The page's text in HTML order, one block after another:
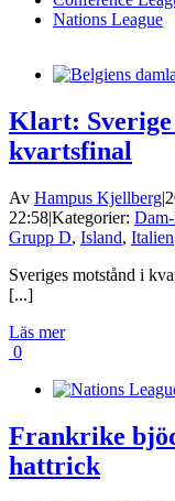
Nations League
Klart:
kvartsfinal
Av Hampus Kjellberg|
22:58|Kategorier:
Grupp D, Island, Italien
Sveriges motstånd i
[...]
Läs mer
0
Frankrike
hattrick